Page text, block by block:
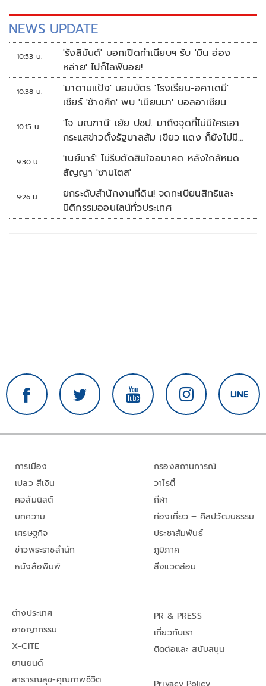
NEWS UPDATE
10:53 น.
'รังสิมันต์' บอกเปิดทำเนียบฯ รับ 'มิน อ่อง
หล่าย' ไปก็ไลฟ์บอย!
10:38 น.
'มาดามแป้ง' มอบบัตร 'โรงเรียน-อคาเดมี'
เชียร์ 'ช้างศึก' พบ 'เมียนมา' บอลอาเซียน
10:15 น.
'โจ มณฑานี' เย้ย ปชป. มาถึงจุดที่ไม่มีใครเอา
กระแสข่าวตั้งรัฐบาลส้ม เขียว แดง ก็ยังไม่มีฟ้า
เลย
9:30 น.
'เนย์มาร์' ไม่รีบตัดสินใจอนาคต หลังใกล้หมด
สัญญา 'ซานโตส'
9:26 น.
ยกระดับสำนักงานที่ดิน! จดทะเบียนสิทธิและ
นิติกรรมออนไลน์ทั่วประเทศ
การเมือง
เปลว สีเงิน
คอลัมนิสต์
บทความ
เศรษฐกิจ
ข่าวพระราชสำนัก
หนังสือพิมพ์
กรองสถานการณ์
วาไรตี้
กีฬา
ท่องเที่ยว – ศิลปวัฒนธรรม
ประชาสัมพันธ์
ภูมิภาค
สิ่งแวดล้อม
ต่างประเทศ
อาชญากรรม
X-CITE
ยานยนต์
สาธารณสุข-คุณภาพชีวิต
PR & PRESS
เกี่ยวกับเรา
ติดต่อและ สนับสนุน